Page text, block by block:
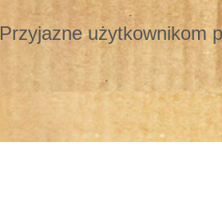
Przyjazne użytkownikom